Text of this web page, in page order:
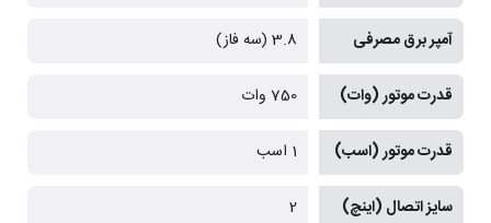
آمپر برق مصرفی 3.8 (سه فاز)
قدرت موتور (وات) 750 وات
قدرت موتور (اسب) 1 اسب
سایز اتصال (اینچ) 2